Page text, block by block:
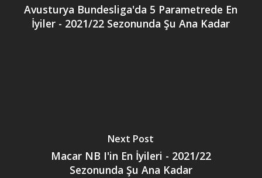
Avusturya Bundesliga'da 5 Parametrede En
İyiler - 2021/22 Sezonunda Şu Ana Kadar
Next Post
Macar NB I'in En İyileri - 2021/22
Sezonunda Şu Ana Kadar